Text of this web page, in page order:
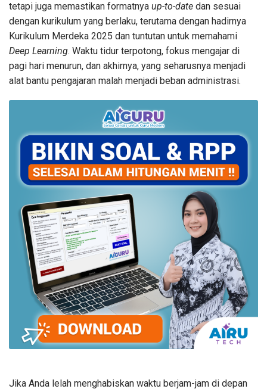
tetapi juga memastikan formatnya up-to-date dan sesuai
dengan kurikulum yang berlaku, terutama dengan hadirnya
Kurikulum Merdeka 2025 dan tuntutan untuk memahami
Deep Learning. Waktu tidur terpotong, fokus mengajar di
pagi hari menurun, dan akhirnya, yang seharusnya menjadi
alat bantu pengajaran malah menjadi beban administrasi.
Jika Anda lelah menghabiskan waktu berjam-jam di depan